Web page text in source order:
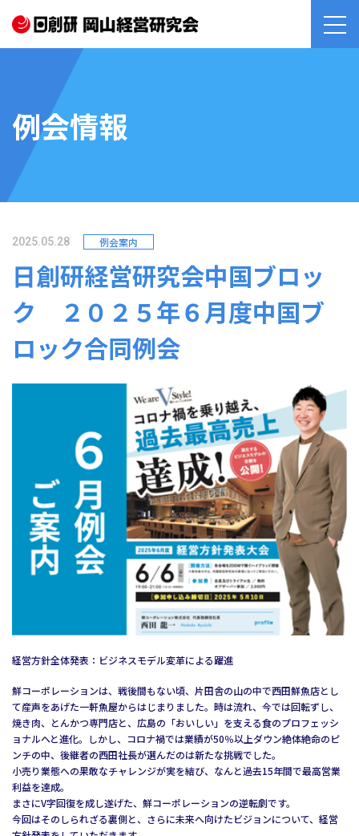
例会情報
2025.05.28 例会案内
日創研経営研究会中国ブロッ
ク ２０２５年６月度中国ブ
ロック合同例会
経営方針全体発表：ビジネスモデル変革による躍進
鮮コーポレーションは、戦後間もない頃、片田舎の山の中で西田鮮魚店とし
て産声をあげた一軒魚屋からはじまりました。時は流れ、今では回転ずし、
焼き肉、とんかつ専門店と、広島の「おいしい」を支える食のプロフェッシ
ョナルへと進化。しかし、コロナ禍では業績が50％以上ダウン絶体絶命のピ
ンチの中、後継者の西田社長が選んだのは新たな挑戦でした。
小売り業態への果敢なチャレンジが実を結び、なんと過去15年間で最高営業
利益を達成。
まさにV字回復を成し遂げた、鮮コーポレーションの逆転劇です。
今回はそのしられざる裏側と、さらに未来へ向けたビジョンについて、経営